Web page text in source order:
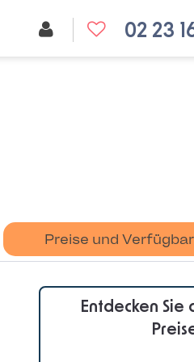
02 23
Preise und
Entdecken Sie